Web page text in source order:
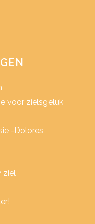
voor zielsgeluk
-Dolores
ziel